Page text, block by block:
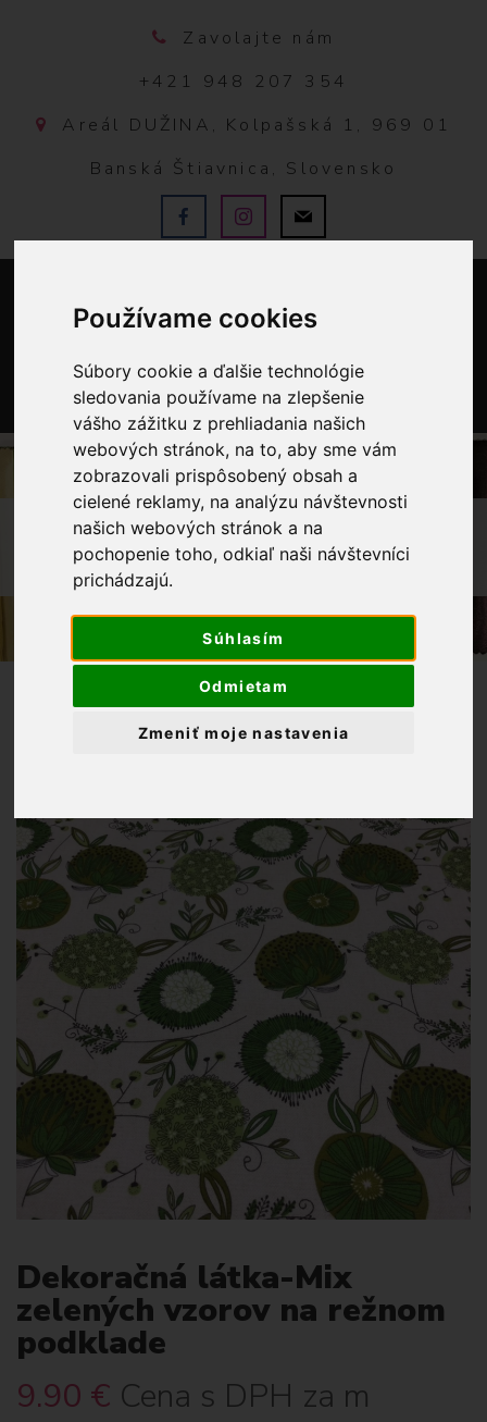
Používame cookies
Súbory cookie a ďalšie technológie
sledovania používame na zlepšenie
vášho zážitku z prehliadania našich
webových stránok, na to, aby sme vám
zobrazovali prispôsobený obsah a
cielené reklamy, na analýzu návštevnosti
našich webových stránok a na
pochopenie toho, odkiaľ naši návštevníci
prichádzajú.
Súhlasím
Odmietam
Zmeniť moje nastavenia
Zavolajte nám
+421 948 207 354
Areál DUŽINA, Kolpašská 1, 969 01
Banská Štiavnica, Slovensko
OBCHOD
LÁTKY METRÁŽ
DEKORAČNÁ LÁTKA-MIX ZELENÝCH
VZOROV NA REŽNOM PODKLADE
Dekoračná látka-Mix
zelených vzorov na režnom
podklade
9.90 € Cena s DPH za m